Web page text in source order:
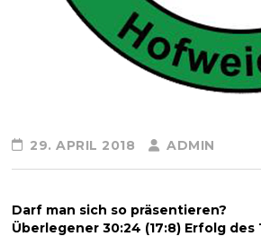
29. APRIL 2018 ADMIN
Darf man sich so präsentieren?
Überlegener 30:24 (17:8) Erfolg